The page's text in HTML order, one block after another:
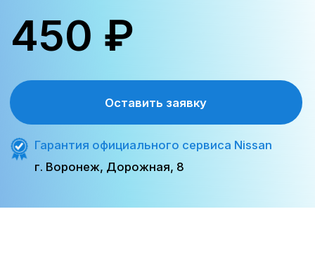
Выбор ламп зависит от модели и
года выпуска. В нашем сервисе
подбирают только
сертифицированные лампы,
заводским требованиям.
Галогенные лампы (H4, H7, H11).
Наиболее распространённый
вариант для Qashqai, X-Trail, Almera
и Note. Простые по конструкции,
дают надёжный чистый свет
“теплого” оттенка.